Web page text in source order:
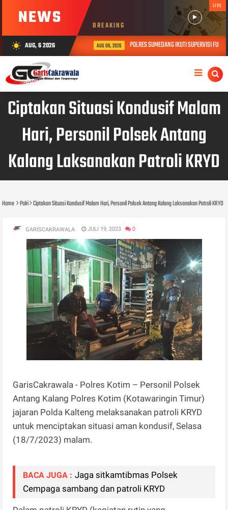
NEWS BREAKING
LIVE
wb_sunny AUG, 6 2026 AUG 06, 2026 POLRES SUMEDANG IKUTI SUPERVISI
Ciptakan Situasi Kondusif Malam
Hari, Personil Polsek Antang
Kalang Laksanakan Patroli KRYD
Home Polri Ciptakan Situasi Kondusif Malam Hari, Personil Polsek Antang Kalang Laksanakan Patroli KRYD
GARISCAKRAWALA JULI 19, 2023 0
GarisCakrawala - Polres Kotim – Personil Polsek
Antang Kalang Polres Kotim (Kotawaringin Timur)
jajaran Polda Kalteng melaksanakan patroli KRYD
untuk menciptakan situasi aman kondusif, Selasa
(18/7/2023) malam.
BACA JUGA : Jaga sitkamtibmas Polsek
Cempaga sambang dan patroli KRYD